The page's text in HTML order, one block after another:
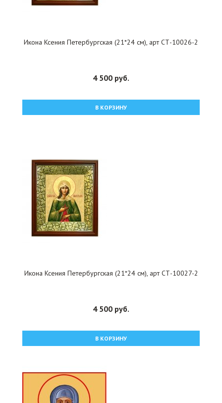
Икона Ксения Петербургская (21*24 см), арт СТ-10026-2
4 500 руб.
В КОРЗИНУ
Икона Ксения Петербургская (21*24 см), арт СТ-10027-2
4 500 руб.
В КОРЗИНУ